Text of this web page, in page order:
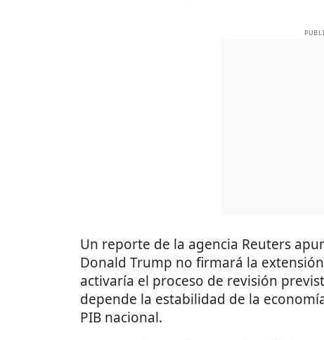
Un reporte de la agencia Reuters
Donald Trump no firmará la
activaría el proceso de revisión
depende la estabilidad de la
PIB nacional.